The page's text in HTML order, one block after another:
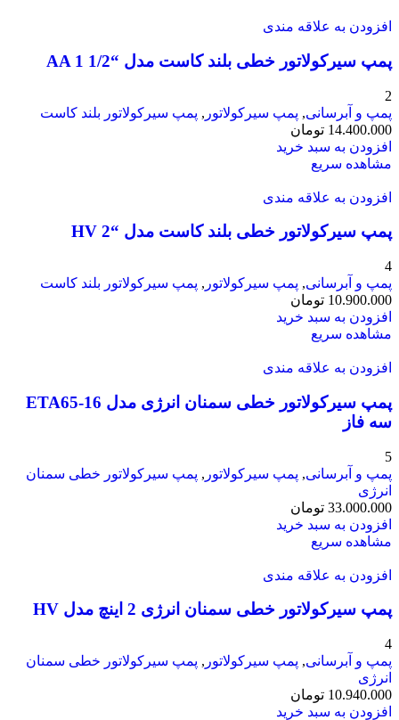
افزودن به علاقه مندی
پمپ سیرکولاتور خطی بلند کاست مدل “AA 1 1/2
2
پمپ و آبرسانی, پمپ سیرکولاتور , پمپ سیرکولاتور بلند کاست
14.400.000 تومان
افزودن به سبد خرید
مشاهده سریع
افزودن به علاقه مندی
پمپ سیرکولاتور خطی بلند کاست مدل “HV 2
4
پمپ و آبرسانی, پمپ سیرکولاتور , پمپ سیرکولاتور بلند کاست
10.900.000 تومان
افزودن به سبد خرید
مشاهده سریع
افزودن به علاقه مندی
پمپ سیرکولاتور خطی سمنان انرژی مدل ETA65-16
سه فاز
5
پمپ و آبرسانی, پمپ سیرکولاتور , پمپ سیرکولاتور خطی سمنان
انرژی
33.000.000 تومان
افزودن به سبد خرید
مشاهده سریع
افزودن به علاقه مندی
پمپ سیرکولاتور خطی سمنان انرژی 2 اینچ مدل HV
4
پمپ و آبرسانی, پمپ سیرکولاتور , پمپ سیرکولاتور خطی سمنان
انرژی
10.940.000 تومان
افزودن به سبد خرید